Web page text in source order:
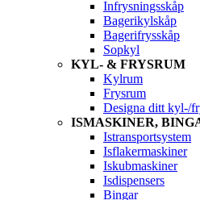
Infrysningsskåp
Bagerikylskåp
Bagerifrysskåp
Sopkyl
KYL- & FRYSRUM
Kylrum
Frysrum
Designa ditt kyl-/
ISMASKINER,
Istransportsystem
Isflakermaskiner
Iskubmaskiner
Isdispensers
Bingar